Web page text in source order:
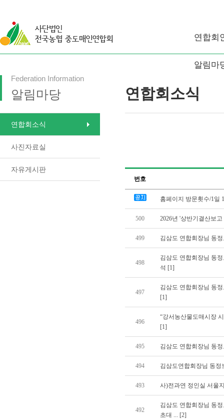
연합회
알림마
Federation Information
알림마당
연합회소식
사진자료실
자유게시판
연합회소식
번호
홈페이지 방문횟수/1일
500 2026년 '상반기결산보
499 김삼도 연합회장님 동
498
김삼도 연합회장님 동
석 [1]
497
김삼도 연합회장님 동
[1]
496
“강서농산물도매시장
[1]
495 김삼도 연합회장님 동
494 김삼도연합회장님 동
493 사)전과연 정인실 서울
492
김삼도 연합회장님 동
초대 ... [2]